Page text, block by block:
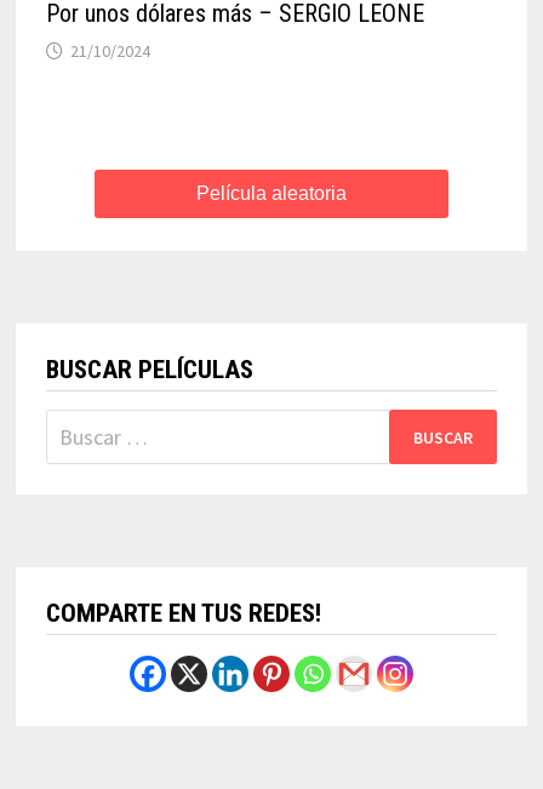
Por unos dólares más – SERGIO LEONE
21/10/2024
Película aleatoria
BUSCAR PELÍCULAS
Buscar:
COMPARTE EN TUS REDES!